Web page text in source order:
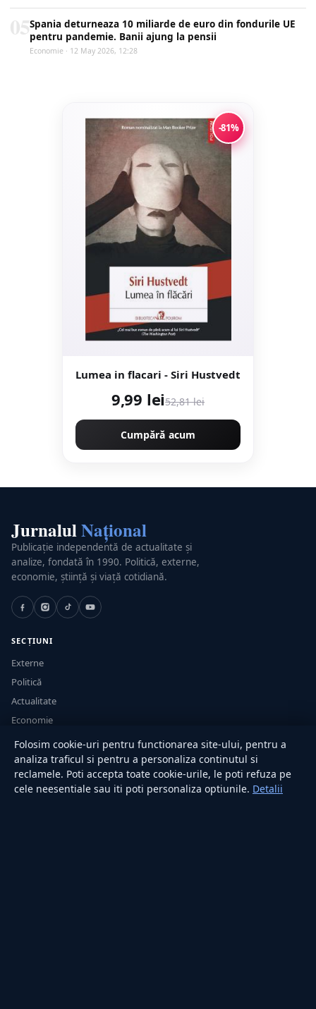
Spania deturneaza 10 miliarde de euro din fondurile UE
pentru pandemie. Banii ajung la pensii
Economie · 12 May 2026, 12:28
-81%
Lumea in flacari - Siri Hustvedt
9,99 lei52,81 lei
Cumpără acum
JurnalulNațional
Publicație independentă de actualitate și
analize, fondată în 1990. Politică, externe,
economie, știință și viață cotidiană.
SECȚIUNI
Externe
Politică
Actualitate
Economie
Sănătate
Utile
RUBRICI
Folosim cookie-uri pentru functionarea site-ului, pentru a
analiza traficul si pentru a personaliza continutul si
reclamele. Poti accepta toate cookie-urile, le poti refuza pe
cele neesentiale sau iti poti personaliza optiunile. Detalii